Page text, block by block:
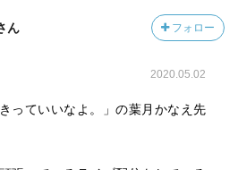
ん フォロー
2020.05.02
っていいなよ。」の葉月かなえ先